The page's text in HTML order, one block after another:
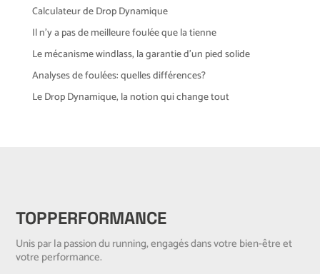
Calculateur de Drop Dynamique
Il n’y a pas de meilleure foulée que la tienne
Le mécanisme windlass, la garantie d’un pied solide
Analyses de foulées: quelles différences?
Le Drop Dynamique, la notion qui change tout
TOPPERFORMANCE
Unis par la passion du running, engagés dans votre bien-être et
votre performance.